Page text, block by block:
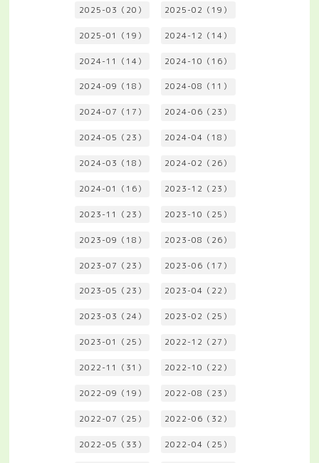
2025-03（20） 2025-02（19）
2025-01（19） 2024-12（14）
2024-11（14） 2024-10（16）
2024-09（18） 2024-08（11）
2024-07（17） 2024-06（23）
2024-05（23） 2024-04（18）
2024-03（18） 2024-02（26）
2024-01（16） 2023-12（23）
2023-11（23） 2023-10（25）
2023-09（18） 2023-08（26）
2023-07（23） 2023-06（17）
2023-05（23） 2023-04（22）
2023-03（24） 2023-02（25）
2023-01（25） 2022-12（27）
2022-11（31） 2022-10（22）
2022-09（19） 2022-08（23）
2022-07（25） 2022-06（32）
2022-05（33） 2022-04（25）